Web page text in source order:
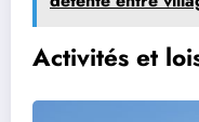
Activités et